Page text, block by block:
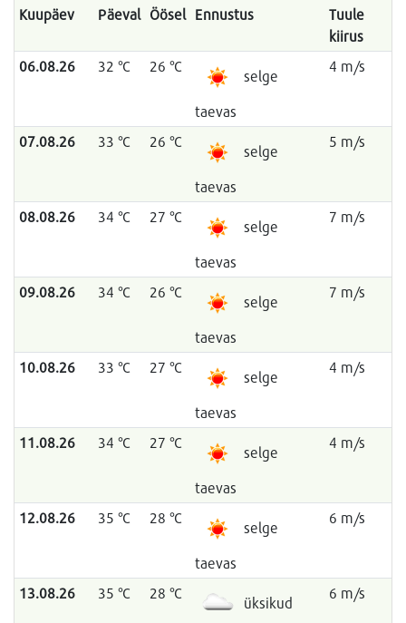
Kuupäev Päeval Öösel Ennustus
Tuule
kiirus
06.08.26
32 °C 26 °C
selge
taevas
4 m/s
07.08.26 33 °C 26 °C
selge
taevas
5 m/s
08.08.26 34 °C 27 °C
selge
taevas
7 m/s
09.08.26 34 °C 26 °C
selge
taevas
7 m/s
10.08.26 33 °C 27 °C
selge
taevas
4 m/s
11.08.26 34 °C 27 °C
selge
taevas
4 m/s
12.08.26 35 °C 28 °C
selge
taevas
6 m/s
13.08.26 35 °C 28 °C
üksikud
6 m/s